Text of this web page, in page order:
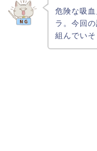
危険な吸
ラ。今回
組んでい